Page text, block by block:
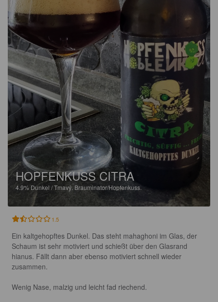
HOPFENKUSS CITRA
4.9% Dunkel / Tmavý.Brauminator/Hopfenkuss.
1.5
Ein kaltgehopftes Dunkel. Das steht mahaghoni im Glas, der
Schaum ist sehr motiviert und schießt über den Glasrand
hianus. Fällt dann aber ebenso motiviert schnell wieder
zusammen.
Wenig Nase, malzig und leicht fad riechend.